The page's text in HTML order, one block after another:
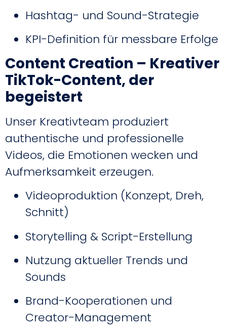
Hashtag- und Sound-Strategie
KPI-Definition für messbare Erfolge
Content Creation – Kreativer
TikTok-Content, der
begeistert
Unser Kreativteam produziert
authentische und professionelle
Videos, die Emotionen wecken und
Aufmerksamkeit erzeugen.
Videoproduktion (Konzept, Dreh,
Schnitt)
Storytelling & Script-Erstellung
Nutzung aktueller Trends und
Sounds
Brand-Kooperationen und
Creator-Management